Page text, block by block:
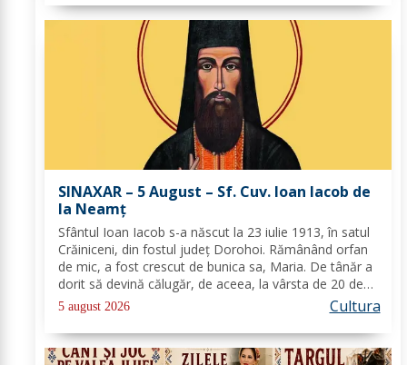
SINAXAR – 5 August – Sf. Cuv. Ioan Iacob de
la Neamţ
Sfântul Ioan Iacob s-a născut la 23 iulie 1913, în satul
Crăiniceni, din fostul județ Dorohoi. Rămânând orfan
de mic, a fost crescut de bunica sa, Maria. De tânăr a
dorit să devină călugăr, de aceea, la vârsta de 20 de
ani, și-a îndreptat pașii spre Mănăstirea Neamț. La 8
aprilie 1936, rasoforul...
5 august 2026 Cultura